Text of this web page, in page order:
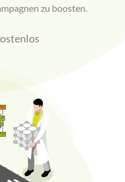
zu boosten.